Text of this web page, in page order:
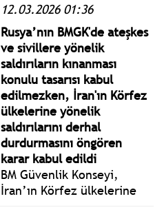
Kararnamede Değişiklik
Yapılmasına Dair Kanun
Teklifi, TBMM Genel
Kurulunda kabul edilerek
yasalaştı.
12.03.2026 01:36
Rusya’nın BMGK'de ateşkes
ve sivillere yönelik
saldırıların kınanması
konulu tasarısı kabul
edilmezken, İran'ın Körfez
ülkelerine yönelik
saldırılarını derhal
durdurmasını öngören
karar kabul edildi
BM Güvenlik Konseyi,
İran’ın Körfez ülkelerine